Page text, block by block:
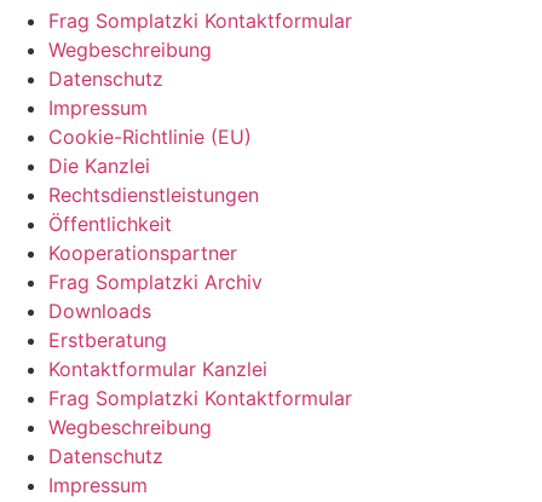
Frag Somplatzki Kontaktformular
Wegbeschreibung
Datenschutz
Impressum
Cookie-Richtlinie (EU)
Die Kanzlei
Rechtsdienstleistungen
Öffentlichkeit
Kooperationspartner
Frag Somplatzki Archiv
Downloads
Erstberatung
Kontaktformular Kanzlei
Frag Somplatzki Kontaktformular
Wegbeschreibung
Datenschutz
Impressum